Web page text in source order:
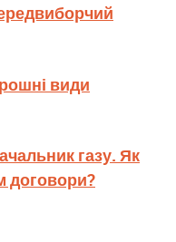
види
газу. Як
договори?